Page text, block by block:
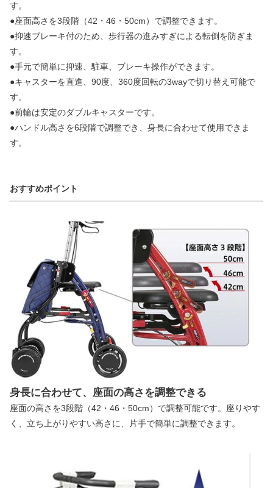
す。
●座面高さを3段階（42・46・50cm）で調整できます。
●抑速ブレーキ付のため、歩行器の進みすぎによる転倒を防ぎま
す。
●手元で簡単に抑速、駐車、ブレーキ操作ができます。
●キャスターを直進、90度、360度回転の3wayで切り替え可能で
す。
●前輪は安定のダブルキャスターです。
●ハンドル高さを6段階で調整でき、身長に合わせて使用できま
す。
おすすめポイント
身長に合わせて、座面の高さを調整できる
座面の高さを3段階（42・46・50cm）で調整可能です。座りやす
く、立ち上がりやすい高さに、片手で簡単に調整できます。